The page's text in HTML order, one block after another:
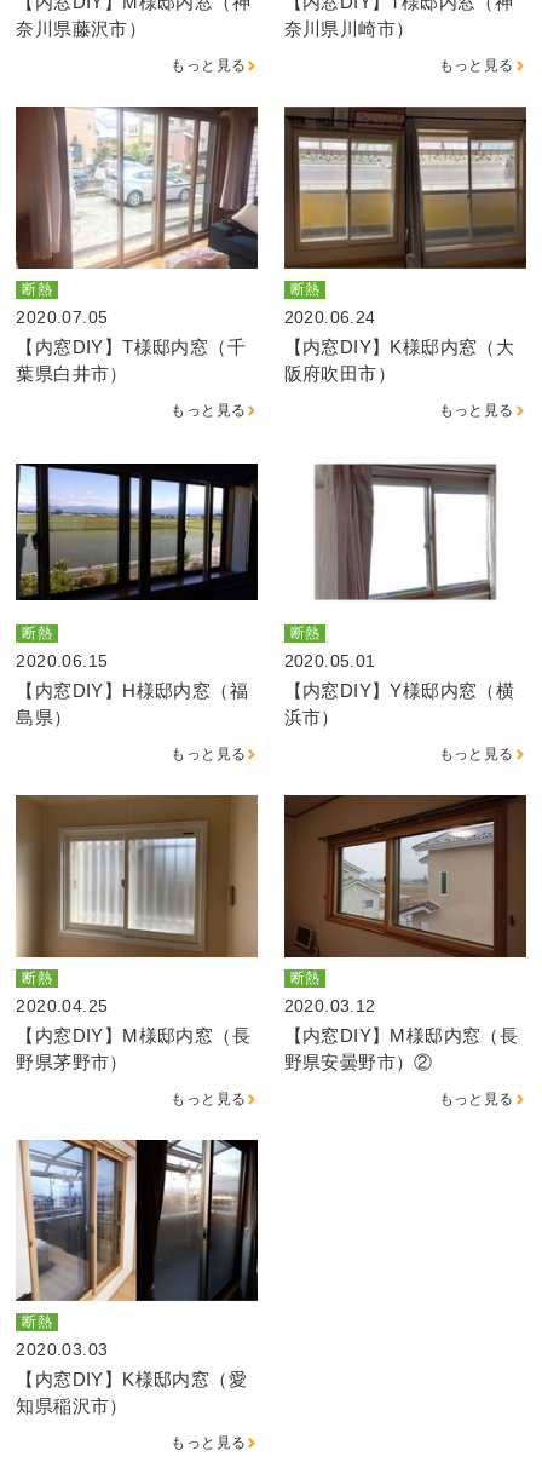
奈川県藤沢市）
もっと見る
奈川県川崎市）
もっと見る
断熱
2020.07.05
【内窓DIY】T様邸内窓（千
葉県白井市）
もっと見る
断熱
2020.06.24
【内窓DIY】K様邸内窓（大
阪府吹田市）
もっと見る
断熱
2020.06.15
【内窓DIY】H様邸内窓（福
島県）
もっと見る
断熱
2020.05.01
【内窓DIY】Y様邸内窓（横
浜市）
もっと見る
断熱
2020.04.25
【内窓DIY】M様邸内窓（長
野県茅野市）
もっと見る
断熱
2020.03.12
【内窓DIY】M様邸内窓（長
野県安曇野市）②
もっと見る
断熱
2020.03.03
【内窓DIY】K様邸内窓（愛
知県稲沢市）
もっと見る